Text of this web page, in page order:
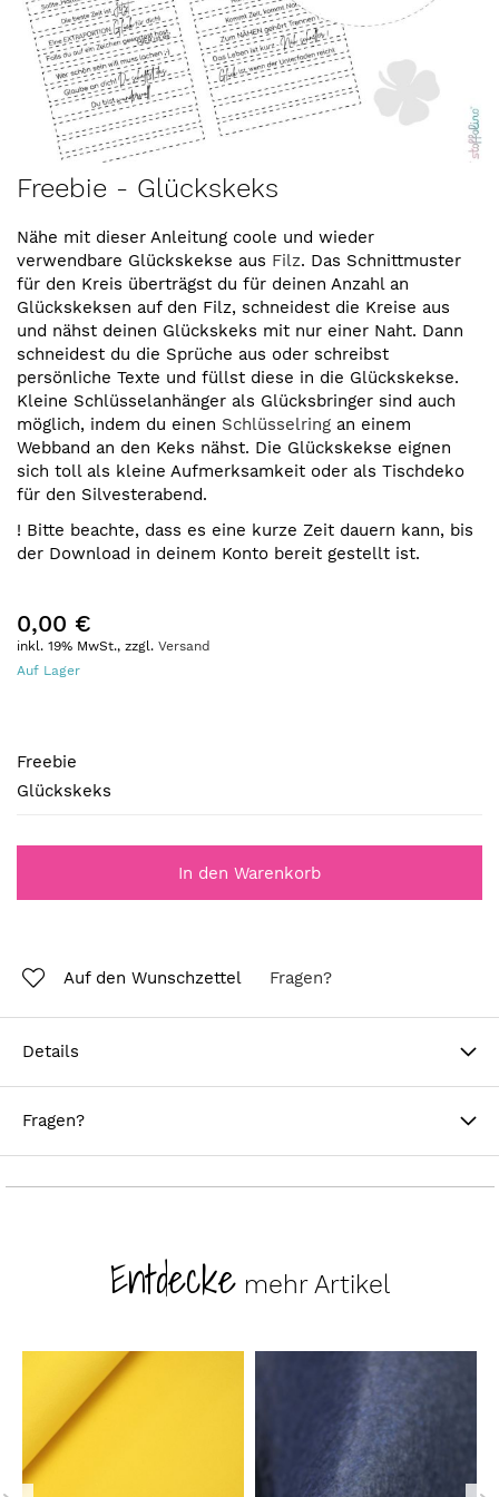
Anfang
Bildergalerie
springen
Freebie - Glückskeks
Nähe mit dieser Anleitung coole und wieder
verwendbare Glückskekse aus Filz. Das Schnittmuster
für den Kreis überträgst du für deinen Anzahl an
Glückskeksen auf den Filz, schneidest die Kreise aus
und nähst deinen Glückskeks mit nur einer Naht. Dann
schneidest du die Sprüche aus oder schreibst
persönliche Texte und füllst diese in die Glückskekse.
Kleine Schlüsselanhänger als Glücksbringer sind auch
möglich, indem du einen Schlüsselring an einem
Webband an den Keks nähst. Die Glückskekse eignen
sich toll als kleine Aufmerksamkeit oder als Tischdeko
für den Silvesterabend.
! Bitte beachte, dass es eine kurze Zeit dauern kann, bis
der Download in deinem Konto bereit gestellt ist.
0,00 €
inkl. 19% MwSt., zzgl. Versand
Auf Lager
Freebie
Glückskeks
In den Warenkorb
Auf den Wunschzettel Fragen?
Details
Fragen?
Entdeckemehr Artikel